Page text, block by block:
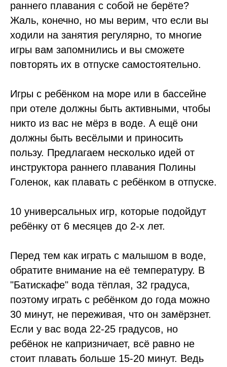
раннего плавания с собой не берёте?
Жаль, конечно, но мы верим, что если вы
ходили на занятия регулярно, то многие
игры вам запомнились и вы сможете
повторять их в отпуске самостоятельно.
Игры с ребёнком на море или в бассейне
при отеле должны быть активными, чтобы
никто из вас не мёрз в воде. А ещё они
должны быть весёлыми и приносить
пользу. Предлагаем несколько идей от
инструктора раннего плавания Полины
Голенок, как плавать с ребёнком в отпуске.
10 универсальных игр, которые подойдут
ребёнку от 6 месяцев до 2-х лет.
Перед тем как играть с малышом в воде,
обратите внимание на её температуру. В
"Батискафе" вода тёплая, 32 градуса,
поэтому играть с ребёнком до года можно
30 минут, не переживая, что он замёрзнет.
Если у вас вода 22-25 градусов, но
ребёнок не капризничает, всё равно не
стоит плавать больше 15-20 минут. Ведь